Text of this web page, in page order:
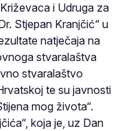
i Udruga za
Stjepan Kranjčić“ u
natječaja na
stvaralaštva
stvaralaštvo
te su javnosti
mog života“.
koja je, uz Dan